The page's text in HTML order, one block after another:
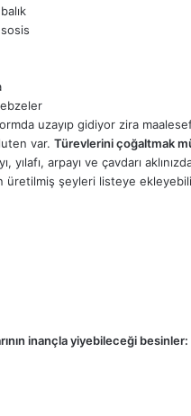
uzayıp gidiyor zira
var. Türevlerini çoğaltmak
yılafı, arpayı ve çavdarı
üretilmiş şeyleri listeye
inançla yiyebileceği besinler: